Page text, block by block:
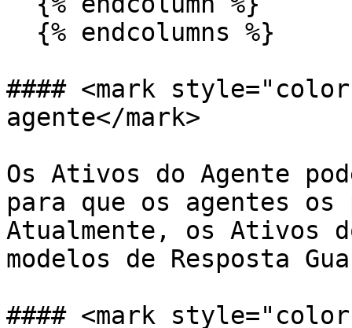
#### <mark
agente</mark>
Os Ativos do Agente
para que os agentes
Atualmente, os Ativos
modelos de Resposta
#### <mark